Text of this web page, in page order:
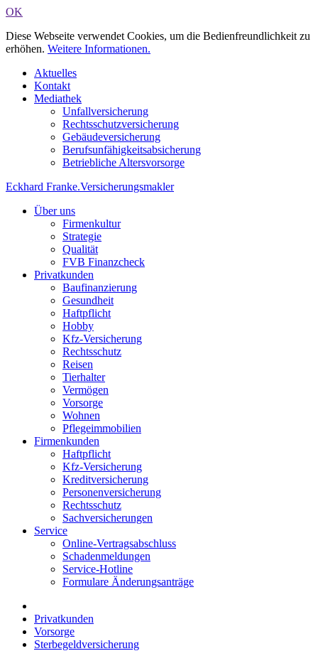
OK
Diese Webseite verwendet Cookies, um die Bedienfreundlichkeit zu
erhöhen. Weitere Informationen.
Aktuelles
Kontakt
Mediathek
Unfallversicherung
Rechtsschutzversicherung
Gebäudeversicherung
Berufsunfähigkeitsabsicherung
Betriebliche Altersvorsorge
Eckhard Franke.Versicherungsmakler
Über uns
Firmenkultur
Strategie
Qualität
FVB Finanzcheck
Privatkunden
Baufinanzierung
Gesundheit
Haftpflicht
Hobby
Kfz-Versicherung
Rechtsschutz
Reisen
Tierhalter
Vermögen
Vorsorge
Wohnen
Pflegeimmobilien
Firmenkunden
Haftpflicht
Kfz-Versicherung
Kreditversicherung
Personenversicherung
Rechtsschutz
Sachversicherungen
Service
Online-Vertragsabschluss
Schadenmeldungen
Service-Hotline
Formulare Änderungsanträge
Privatkunden
Vorsorge
Sterbegeldversicherung